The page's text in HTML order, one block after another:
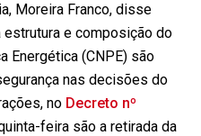
Moreira Franco, disse
e composição do
Energética (CNPE) são
nas decisões do
no Decreto nº
feira são a retirada da